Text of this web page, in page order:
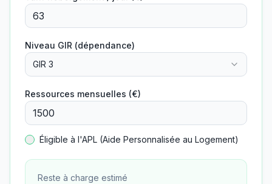
Niveau GIR (dépendance)
GIR 3
Ressources mensuelles (€)
Éligible à l'APL (Aide Personnalisée au Logement)
Reste à charge estimé